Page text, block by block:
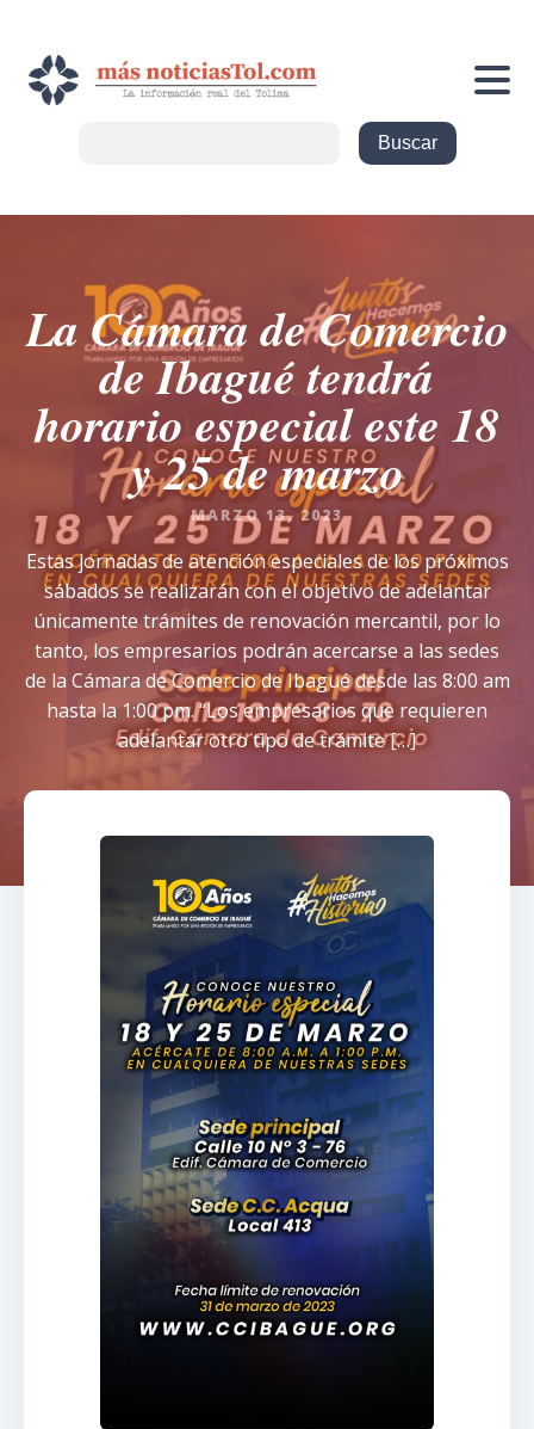
La Cámara de Comercio
de Ibagué tendrá
horario especial este 18
y 25 de marzo
MARZO 13, 2023
Estas jornadas de atención especiales de los próximos
sábados se realizarán con el objetivo de adelantar
únicamente trámites de renovación mercantil, por lo
tanto, los empresarios podrán acercarse a las sedes
de la Cámara de Comercio de Ibagué desde las 8:00 am
hasta la 1:00 pm. “Los empresarios que requieren
adelantar otro tipo de trámite […]